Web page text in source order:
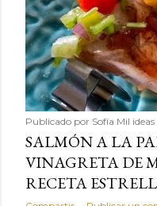
Publicado por Sofía Mil
SALMÓN A LA
VINAGRETA DE
RECETA